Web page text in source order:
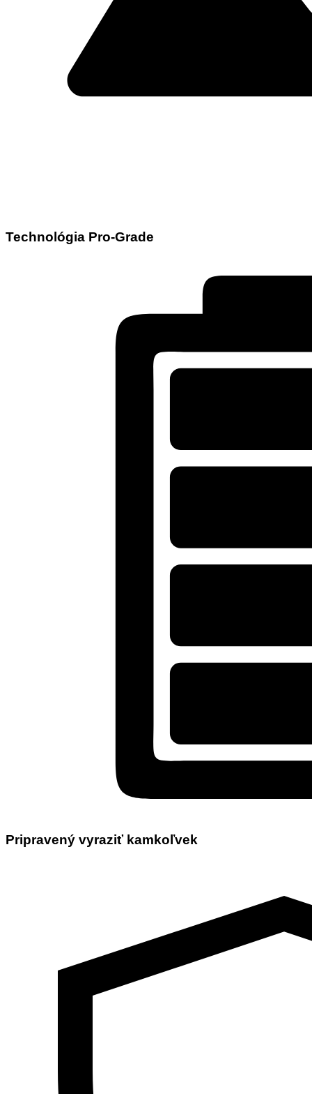
Technológia Pro-Grade
Pripravený vyraziť kamkoľvek